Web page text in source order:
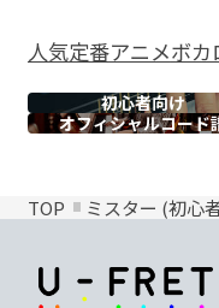
人気定番アニメボカ
初心者向け
オフィシャルコード
TOP ミスター (初心